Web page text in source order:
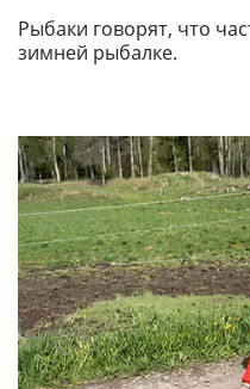
Рыбаки говорят, что
зимней рыбалке.